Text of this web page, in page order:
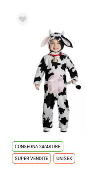
CONSEGNA 24/48 ORE
SUPER VENDITE
UNISEX